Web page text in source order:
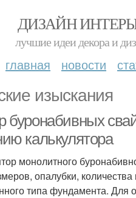
ДИЗАЙН
лучшие идеи декора и
главная новости
изыскания
буронабивных
калькулятора
монолитного
опалубки,
типа фундамента. Для